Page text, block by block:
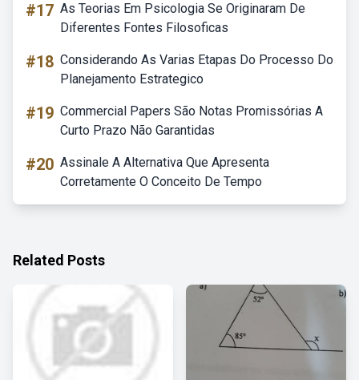
#17 As Teorias Em Psicologia Se Originaram De
Diferentes Fontes Filosoficas
#18 Considerando As Varias Etapas Do Processo Do
Planejamento Estrategico
#19 Commercial Papers São Notas Promissórias A
Curto Prazo Não Garantidas
#20 Assinale A Alternativa Que Apresenta
Corretamente O Conceito De Tempo
Related Posts